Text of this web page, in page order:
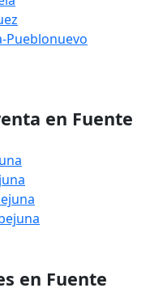
Pueblonuevo
en Fuente
en Fuente